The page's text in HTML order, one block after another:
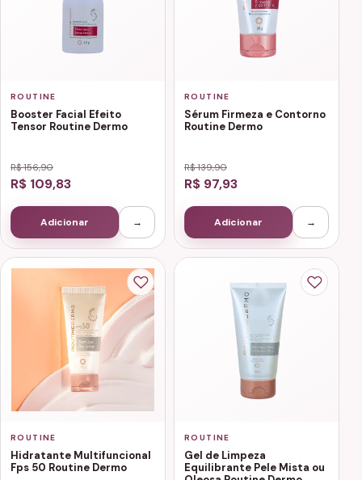
ROUTINE
Booster Facial Efeito
Tensor Routine Dermo
R$ 156,90
R$ 109,83
Adicionar →
ROUTINE
Sérum Firmeza e Contorno
Routine Dermo
R$ 139,90
R$ 97,93
Adicionar →
ROUTINE
Hidratante Multifuncional
Fps 50 Routine Dermo
ROUTINE
Gel de Limpeza
Equilibrante Pele Mista ou